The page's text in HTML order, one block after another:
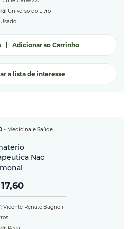
: Universo do Livro
Usado
| Adicionar ao Carrinho
a lista de interesse
- Medicina e Saúde
Nao
: Vicente Renato Bagnoli